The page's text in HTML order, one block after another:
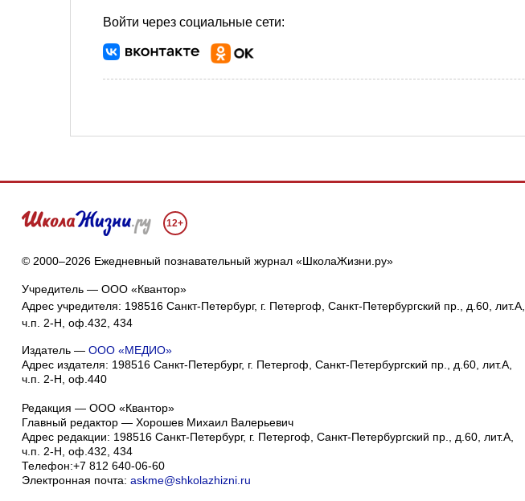
Войти через социальные сети:
12+
© 2000–2026 Ежедневный познавательный журнал «ШколаЖизни.ру»
Учредитель — ООО «Квантор»
Адрес учредителя: 198516 Санкт-Петербург, г. Петергоф, Санкт-Петербургский пр., д.60, лит.А,
ч.п. 2-Н, оф.432, 434
Издатель — ООО «МЕДИО»
Адрес издателя: 198516 Санкт-Петербург, г. Петергоф, Санкт-Петербургский пр., д.60, лит.А,
ч.п. 2-Н, оф.440
Редакция — ООО «Квантор»
Главный редактор — Хорошев Михаил Валерьевич
Адрес редакции: 198516 Санкт-Петербург, г. Петергоф, Санкт-Петербургский пр., д.60, лит.А,
ч.п. 2-Н, оф.432, 434
Телефон:+7 812 640-06-60
Электронная почта: askme@shkolazhizni.ru